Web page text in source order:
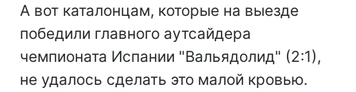
А вот каталонцам, которые на выезде
победили главного аутсайдера
чемпионата Испании "Вальядолид" (2:1),
не удалось сделать это малой кровью.